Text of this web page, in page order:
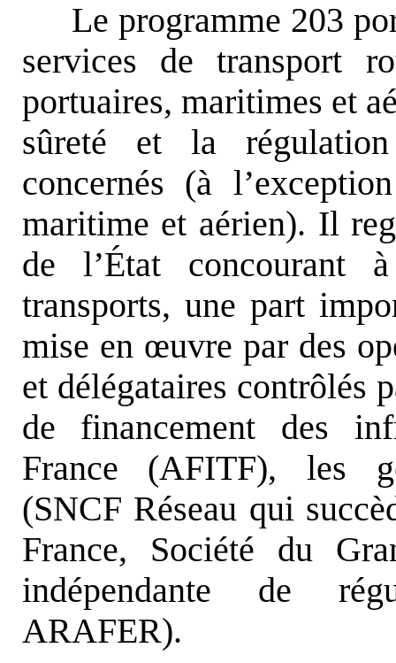
Le programme 203
services de transport
portuaires, maritimes et
sûreté et la régulation
concernés (à
maritime et aérien). Il
de l’État concourant
transports, une part
mise en œuvre par des
et délégataires contrôlés
de financement des
France (AFITF), les
(SNCF Réseau qui
France, Société du
indépendante de
ARAFER).